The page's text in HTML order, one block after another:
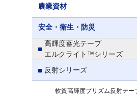
農業資材
安全・衛生・防災
高輝度蓄光テープ
エルクライト™シリーズ
反射シリーズ
軟質高輝度プリズム反射テー